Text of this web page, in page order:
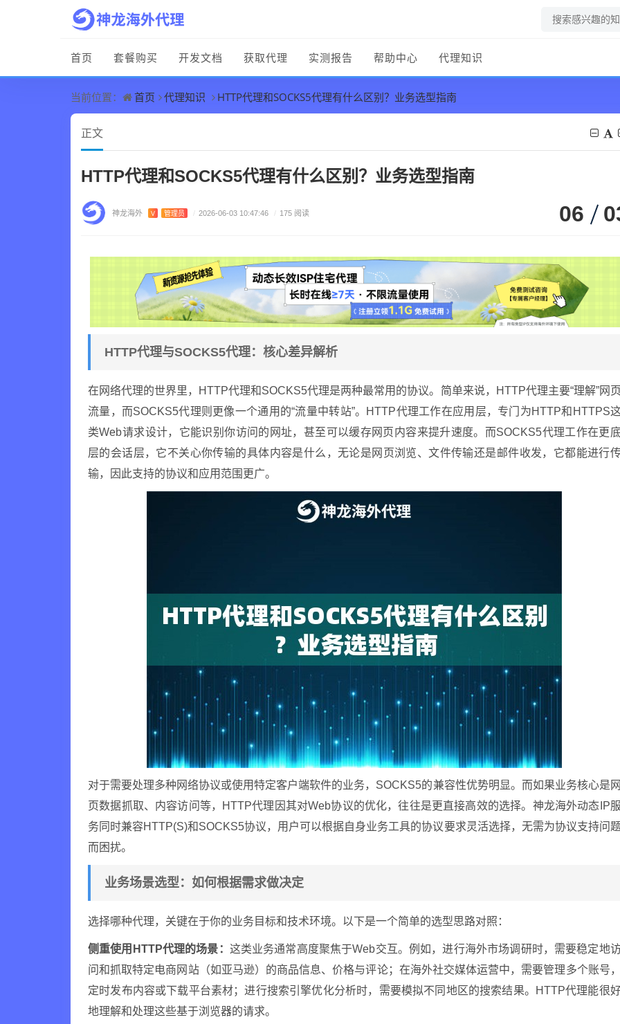
首页 套餐购买 开发文档 获取代理 实测报告 帮助中心 代理知识
当前位置： 首页 代理知识 HTTP代理和SOCKS5代理有什么区别？业务选型指南
正文
HTTP代理和SOCKS5代理有什么区别？业务选型指南
神龙海外 V 管理员 / 2026-06-03 10:47:46 / 175 阅读 06
HTTP代理与SOCKS5代理：核心差异解析
在网络代理的世界里，HTTP代理和SOCKS5代理是两种最常用的协议。简单来说，HTTP代理主要“理解”网页
流量，而SOCKS5代理则更像一个通用的“流量中转站”。HTTP代理工作在应用层，专门为HTTP和HTTPS这
类Web请求设计，它能识别你访问的网址，甚至可以缓存网页内容来提升速度。而SOCKS5代理工作在更
层的会话层，它不关心你传输的具体内容是什么，无论是网页浏览、文件传输还是邮件收发，它都能进行
输，因此支持的协议和应用范围更广。
对于需要处理多种网络协议或使用特定客户端软件的业务，SOCKS5的兼容性优势明显。而如果业务核心是网
页数据抓取、内容访问等，HTTP代理因其对Web协议的优化，往往是更直接高效的选择。神龙海外动态IP服
务同时兼容HTTP(S)和SOCKS5协议，用户可以根据自身业务工具的协议要求灵活选择，无需为协议支持问题
而困扰。
业务场景选型：如何根据需求做决定
选择哪种代理，关键在于你的业务目标和技术环境。以下是一个简单的选型思路对照：
侧重使用HTTP代理的场景： 这类业务通常高度聚焦于Web交互。例如，进行海外市场调研时，需要稳定地
问和抓取特定电商网站（如亚马逊）的商品信息、价格与评论；在海外社交媒体运营中，需要管理多个账号，
定时发布内容或下载平台素材；进行搜索引擎优化分析时，需要模拟不同地区的搜索结果。HTTP代理能很
地理解和处理这些基于浏览器的请求。